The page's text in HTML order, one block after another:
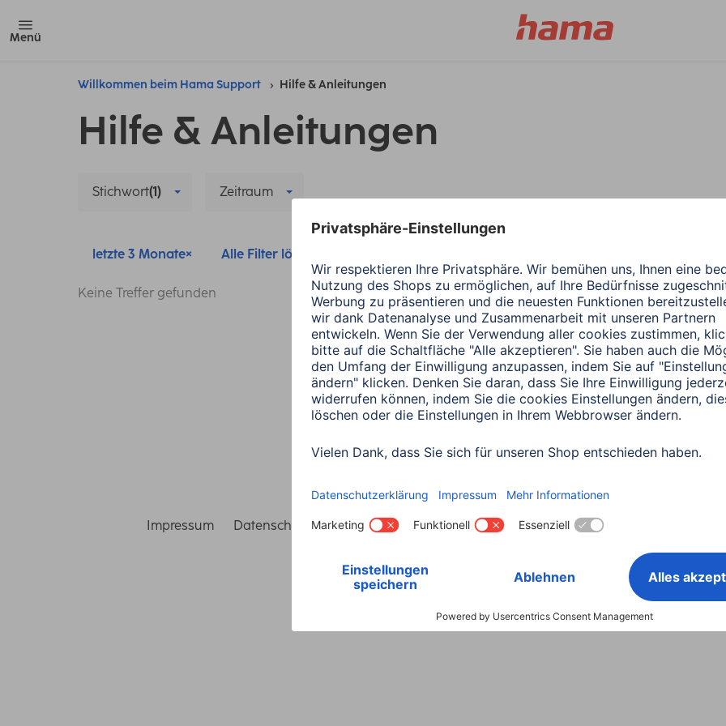
Menü
Willkommen beim Hama Support Hilfe & Anleitungen
Hilfe & Anleitungen
Stichwort(1) Zeitraum
letzte 3 Monate Alle Filter löschen
Keine Treffer gefunden
Land wählen
Impressum Datenschutz Garantiebestimmungen Konformitätserklärungen